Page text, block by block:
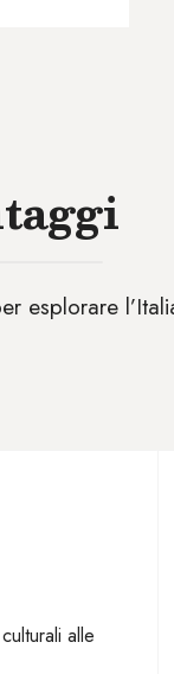
esplorare
alle